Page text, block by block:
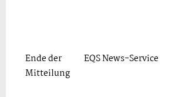
Ende der
Mitteilung
EQS News-Service